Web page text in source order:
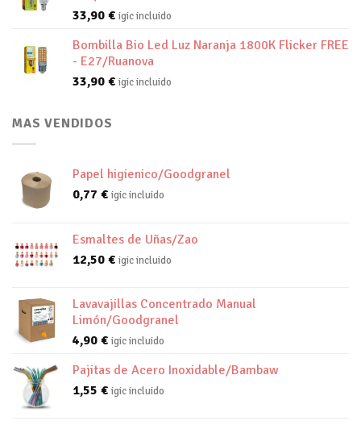
33,90 € igic incluido
Bombilla Bio Led Luz Naranja 1800K Flicker FREE
- E27/Ruanova
33,90 € igic incluido
MAS VENDIDOS
Papel higienico/Goodgranel
0,77 € igic incluido
Esmaltes de Uñas/Zao
12,50 € igic incluido
Lavavajillas Concentrado Manual
Limón/Goodgranel
4,90 € igic incluido
Pajitas de Acero Inoxidable/Bambaw
1,55 € igic incluido